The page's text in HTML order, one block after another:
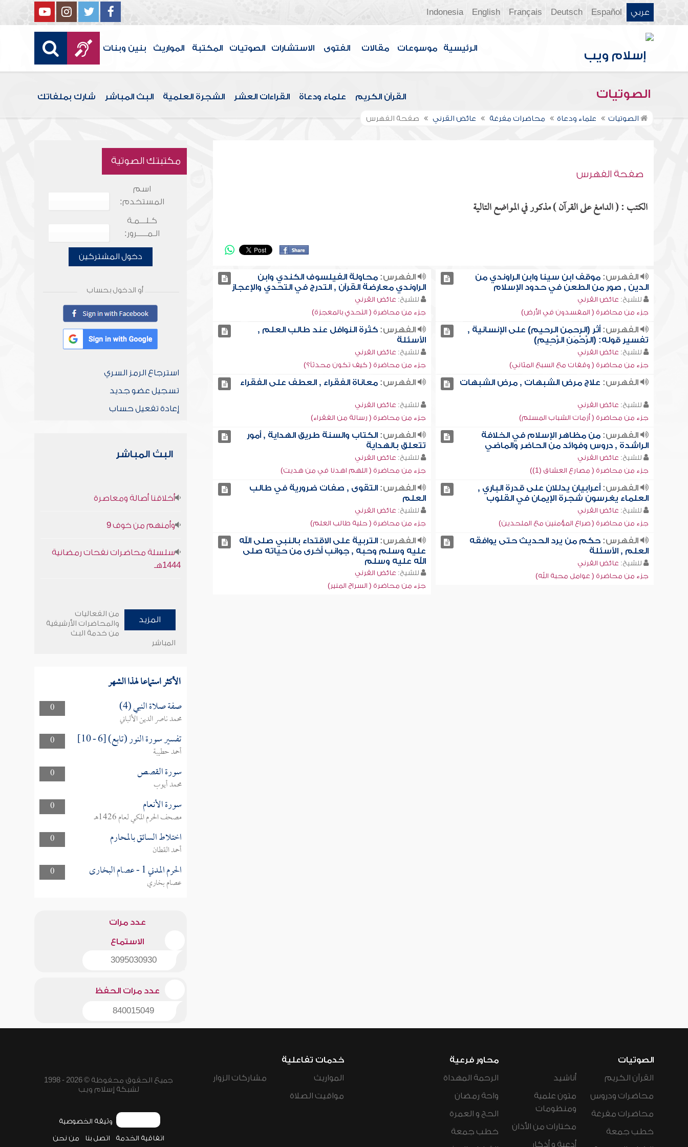
عربي Español
Deutsch
Français
English
Indonesia
الرئيسية موسوعات مقالات الفتوى الاستشارات الصوتيات المكتبة المواريث بنين وبنات
الصوتيات القرآن الكريم علماء ودعاة القراءات العشر الشجرة العلمية البث المباشر شارك بملفاتك
الصوتيات علماء ودعاة محاضرات مفرغة عائض القرني صفحة الفهرس
صفحة الفهرس
الكتب : ( الدامغ على القرآن ) مذكور في المواضع التالية
الفهرس:موقف ابن سينا وابن الراوندي من
الدين , صور من الطعن في حدود الإسلام
للشيخ: عائض القرني
جزء من محاضرة ( المفسدون في الأرض)
الفهرس: محاولة الفيلسوف الكندي وابن
الراوندي معارضة القرآن , التدرج في التحدي والإعجاز
للشيخ: عائض القرني
جزء من محاضرة ( التحدي بالمعجزة)
الفهرس:أثر (الرحمن الرحيم) على الإنسانية ,
تفسير قوله: (الرَّحْمَنِ الرَّحِِيمِ)
للشيخ: عائض القرني
جزء من محاضرة ( وقفات مع السبع المثاني)
الفهرس: كثرة النوافل عند طالب العلم ,
الأسئلة
للشيخ: عائض القرني
جزء من محاضرة ( كيف تكون محدثاً؟)
الفهرس: علاج مرض الشبهات , مرض الشبهات
للشيخ: عائض القرني
جزء من محاضرة ( أزمات الشباب المسلم)
الفهرس: معاناة الفقراء , العطف على الفقراء
للشيخ: عائض القرني
جزء من محاضرة ( رسالة من الفقراء)
الفهرس:من مظاهر الإسلام في الخلافة
الراشدة , دروس وفوائد من الحاضر والماضي
للشيخ: عائض القرني
جزء من محاضرة ( مصارع العشاق (1))
الفهرس: الكتاب والسنة طريق الهداية , أمور
تتعلق بالهداية
للشيخ: عائض القرني
جزء من محاضرة ( اللهم اهدنا في من هديت)
الفهرس:أعرابيان يدللان على قدرة الباري ,
العلماء يغرسون شجرة الإيمان في القلوب
للشيخ: عائض القرني
جزء من محاضرة ( صراع المؤمنين مع الملحدين)
الفهرس: التقوى , صفات ضرورية في طالب
العلم
للشيخ: عائض القرني
جزء من محاضرة ( حلية طالب العلم)
الفهرس:حكم من يرد الحديث حتى يوافقه
العلم , الأسئلة
للشيخ: عائض القرني
جزء من محاضرة ( عوامل محبة الله)
الفهرس: التربية على الاقتداء بالنبي صلى الله
عليه وسلم وحبه , جوانب أخرى من حياته صلى
الله عليه وسلم
للشيخ: عائض القرني
جزء من محاضرة ( السراج المنير)
مكتبتك الصوتية
اسم
المستخدم:
كـلـــمـة
الـمـــــرور:
دخول المشتركين
أو الدخول بحساب
استرجاع الرمز السري
تسجيل عضو جديد
إعادة تفعيل حساب
البث المباشر
أخلاقنا أصالة ومعاصرة
وأمنهم من خوف 9
سلسلة محاضرات نفحات رمضانية
1444هـ
المزيد
من الفعاليات
والمحاضرات الأرشيفية
من خدمة البث
المباشر
الأكثر استماعا لهذا الشهر
0 صفة صلاة النبي (4)
محمد ناصر الدين الألباني
0
تفسير سورة النور (تابع) [6 - 10]
أحمد حطيبة
0
سورة القصص
محمد أيوب
0
سورة الأنعام
مصحف الحرم المكي لعام 1426هـ
0
اختلاط السائق بالمحارم
أحمد القطان
0
الحرم المدني 1 - عصام البخارى
عصام بخاري
عدد مرات
الاستماع
3095030930
عدد مرات الحفظ
840015049
الصوتيات
القرآن الكريم
محاضرات ودروس
محاضرات مفرغة
خطب جمعة
أناشيد
متون علمية
ومنظومات
مختارات من الأذان
أدعية و أذكار
محاور فرعية
الرحمة المهداة
واحة رمضان
الحج و العمرة
خطب جمعة
خدمات تفاعلية
المواريث
مواقيت الصلاة
مشاركات الزوار
جميع الحقوق محفوظة © 2026 - 1998
لشبكة إسلام ويب
وثيقة الخصوصية
اتفاقية الخدمة اتصل بنا من نحن